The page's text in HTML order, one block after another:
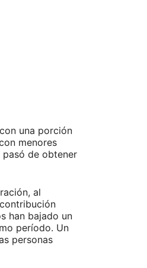
una porción
menores
pasó de obtener
al
han bajado un
período. Un
personas